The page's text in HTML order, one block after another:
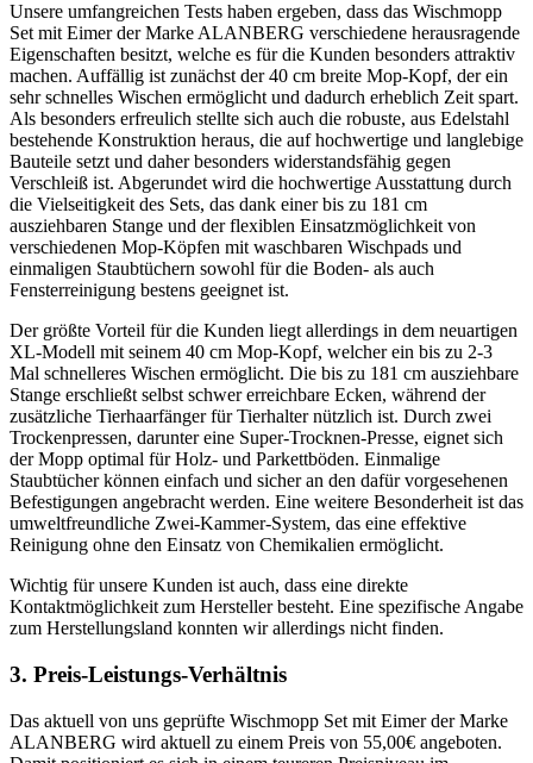
Unsere umfangreichen Tests haben ergeben, dass das Wischmopp
Set mit Eimer der Marke ALANBERG verschiedene herausragende
Eigenschaften besitzt, welche es für die Kunden besonders attraktiv
machen. Auffällig ist zunächst der 40 cm breite Mop-Kopf, der ein
sehr schnelles Wischen ermöglicht und dadurch erheblich Zeit spart.
Als besonders erfreulich stellte sich auch die robuste, aus Edelstahl
bestehende Konstruktion heraus, die auf hochwertige und langlebige
Bauteile setzt und daher besonders widerstandsfähig gegen
Verschleiß ist. Abgerundet wird die hochwertige Ausstattung durch
die Vielseitigkeit des Sets, das dank einer bis zu 181 cm
ausziehbaren Stange und der flexiblen Einsatzmöglichkeit von
verschiedenen Mop-Köpfen mit waschbaren Wischpads und
einmaligen Staubtüchern sowohl für die Boden- als auch
Fensterreinigung bestens geeignet ist.
Der größte Vorteil für die Kunden liegt allerdings in dem neuartigen
XL-Modell mit seinem 40 cm Mop-Kopf, welcher ein bis zu 2-3
Mal schnelleres Wischen ermöglicht. Die bis zu 181 cm ausziehbare
Stange erschließt selbst schwer erreichbare Ecken, während der
zusätzliche Tierhaarfänger für Tierhalter nützlich ist. Durch zwei
Trockenpressen, darunter eine Super-Trocknen-Presse, eignet sich
der Mopp optimal für Holz- und Parkettböden. Einmalige
Staubtücher können einfach und sicher an den dafür vorgesehenen
Befestigungen angebracht werden. Eine weitere Besonderheit ist das
umweltfreundliche Zwei-Kammer-System, das eine effektive
Reinigung ohne den Einsatz von Chemikalien ermöglicht.
Wichtig für unsere Kunden ist auch, dass eine direkte
Kontaktmöglichkeit zum Hersteller besteht. Eine spezifische Angabe
zum Herstellungsland konnten wir allerdings nicht finden.
3. Preis-Leistungs-Verhältnis
Das aktuell von uns geprüfte Wischmopp Set mit Eimer der Marke
ALANBERG wird aktuell zu einem Preis von 55,00€ angeboten.